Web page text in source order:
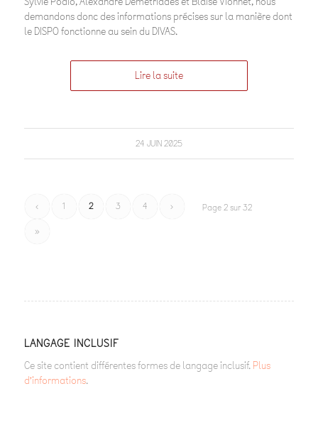
demandons donc des informations précises sur la manière dont
le DISPO fonctionne au sein du DIVAS.
Lire la suite
24 JUIN 2025
Page 2 sur 32
‹ 1 2 3 4 ›
»
LANGAGE INCLUSIF
Ce site contient différentes formes de langage inclusif. Plus
d’informations.